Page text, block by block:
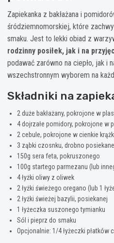
Zapiekanka z bakłażana i
śródziemnomorskiej, które
smaku. Jest to lekki obiad z
rodzinny posiłek, jak i na
podawać zarówno na ciepło, jak i
wszechstronnym wyborem na
Składniki na
2 duże bakłażany, pokrojone w
4 dojrzałe pomidory, pokrojone w
2 cebule, pokrojone w cienkie
3 ząbki czosnku, drobno posiekane
150g sera feta, pokruszonego
100g startego parmezanu (lub
4 łyżki oliwy z oliwek
2 łyżki świeżego oregano (lub 1
2 łyżki świeżej bazylii, posiekanej
1 łyżeczka suszonego tymianku
Sól i pieprz do smaku
Opcjonalnie: 1/4 łyżeczki płatków